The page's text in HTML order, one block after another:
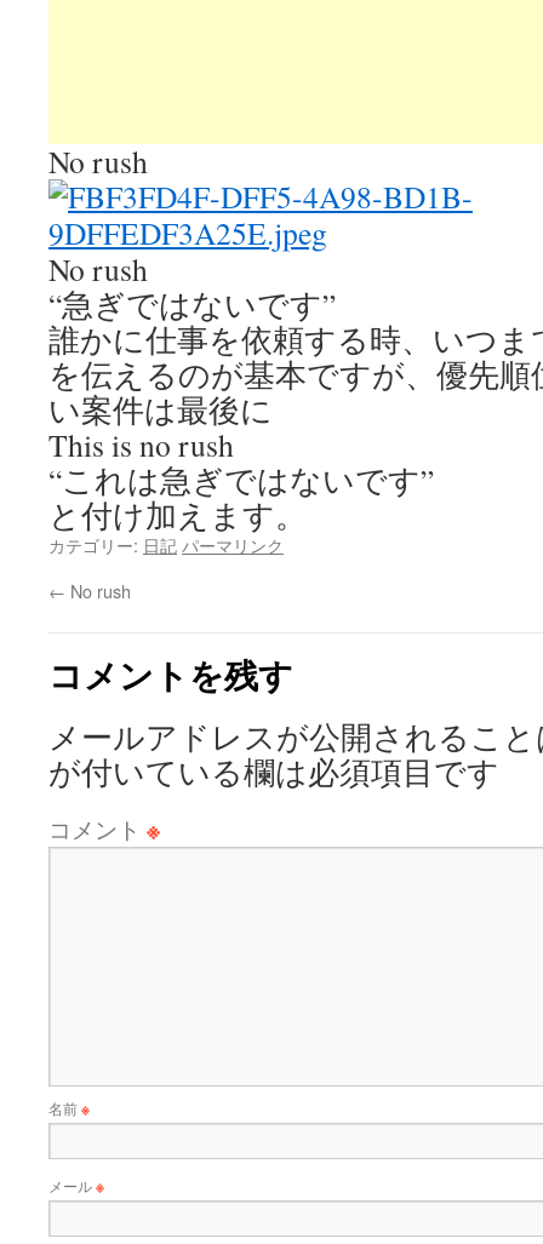
No rush
No rush
“急ぎではないです”
誰かに仕事を依頼する時、いつ
を伝えるのが基本ですが、優先
い案件は最後に
This is no rush
“これは急ぎではないです”
と付け加えます。
カテゴリー: 日記 パーマリンク
← No rush
コメントを残す
メールアドレスが公開されるこ
が付いている欄は必須項目です
コメント ※
名前※
メール※